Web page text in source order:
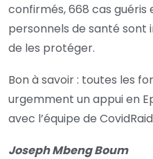
confirmés, 668 cas guéris
personnels de santé sont
de les protéger.
Bon à savoir : toutes les
urgemment un appui en
avec l’équipe de
Joseph Mbeng Boum